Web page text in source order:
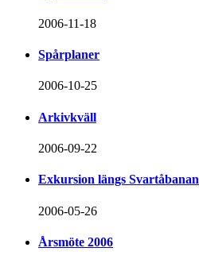
2006-11-18
Spårplaner
2006-10-25
Arkivkväll
2006-09-22
Exkursion längs Svartåbanan
2006-05-26
Årsmöte 2006